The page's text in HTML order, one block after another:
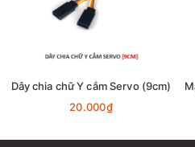
Dây chia chữ Y cắm Servo (9cm)
20.000₫